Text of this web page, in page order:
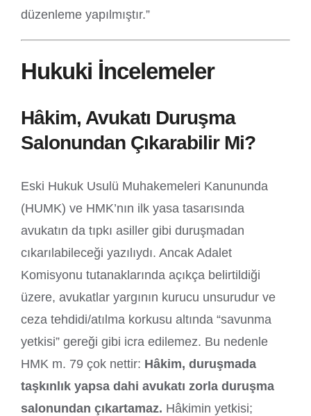
düzenleme yapılmıştır.”
Hukuki İncelemeler
Hâkim, Avukatı Duruşma
Salonundan Çıkarabilir Mi?
Eski Hukuk Usulü Muhakemeleri Kanununda
(HUMK) ve HMK’nın ilk yasa tasarısında
avukatın da tıpkı asiller gibi duruşmadan
cıkarılabileceği yazılıydı. Ancak Adalet
Komisyonu tutanaklarında açıkça belirtildiği
üzere, avukatlar yargının kurucu unsurudur ve
ceza tehdidi/atılma korkusu altında “savunma
yetkisi” gereği gibi icra edilemez. Bu nedenle
HMK m. 79 çok nettir: Hâkim, duruşmada
taşkınlık yapsa dahi avukatı zorla duruşma
salonundan çıkartamaz. Hâkimin yetkisi;